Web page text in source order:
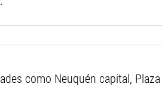
como Neuquén capital, Plaza